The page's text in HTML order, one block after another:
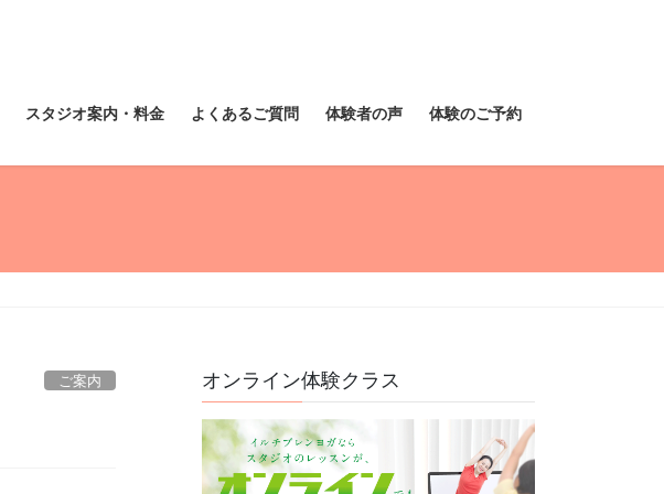
スタジオ案内・料金 よくあるご質問 体験者の声 体験のご予約
ご案内 オンライン体験クラス